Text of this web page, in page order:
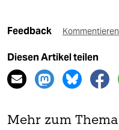
Feedback Kommentieren
Diesen Artikel teilen
Mehr zum Thema